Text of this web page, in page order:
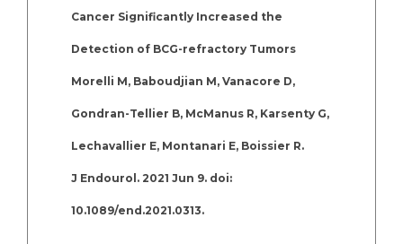
Cancer Significantly Increased the
Detection of BCG-refractory Tumors
Morelli M, Baboudjian M, Vanacore D,
Gondran-Tellier B, McManus R, Karsenty G,
Lechavallier E, Montanari E, Boissier R.
J Endourol. 2021 Jun 9. doi:
10.1089/end.2021.0313.